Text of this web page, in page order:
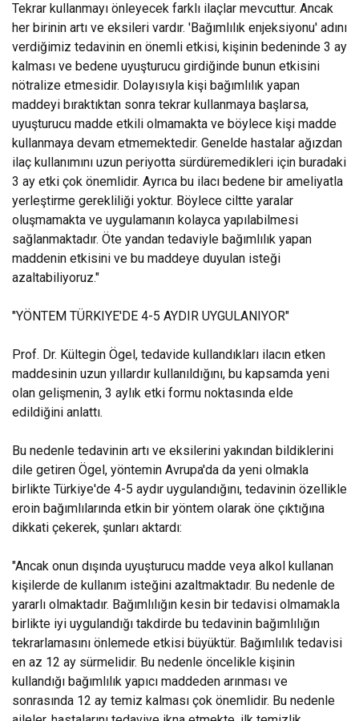
Tekrar kullanmayı önleyecek farklı ilaçlar mevcuttur. Ancak
her birinin artı ve eksileri vardır. 'Bağımlılık enjeksiyonu' adını
verdiğimiz tedavinin en önemli etkisi, kişinin bedeninde 3 ay
kalması ve bedene uyuşturucu girdiğinde bunun etkisini
nötralize etmesidir. Dolayısıyla kişi bağımlılık yapan
maddeyi bıraktıktan sonra tekrar kullanmaya başlarsa,
uyuşturucu madde etkili olmamakta ve böylece kişi madde
kullanmaya devam etmemektedir. Genelde hastalar ağızdan
ilaç kullanımını uzun periyotta sürdüremedikleri için buradaki
3 ay etki çok önemlidir. Ayrıca bu ilacı bedene bir ameliyatla
yerleştirme gerekliliği yoktur. Böylece ciltte yaralar
oluşmamakta ve uygulamanın kolayca yapılabilmesi
sağlanmaktadır. Öte yandan tedaviyle bağımlılık yapan
maddenin etkisini ve bu maddeye duyulan isteği
azaltabiliyoruz."
"YÖNTEM TÜRKIYE'DE 4-5 AYDIR UYGULANIYOR"
Prof. Dr. Kültegin Ögel, tedavide kullandıkları ilacın etken
maddesinin uzun yıllardır kullanıldığını, bu kapsamda yeni
olan gelişmenin, 3 aylık etki formu noktasında elde
edildiğini anlattı.
Bu nedenle tedavinin artı ve eksilerini yakından bildiklerini
dile getiren Ögel, yöntemin Avrupa'da da yeni olmakla
birlikte Türkiye'de 4-5 aydır uygulandığını, tedavinin özellikle
eroin bağımlılarında etkin bir yöntem olarak öne çıktığına
dikkati çekerek, şunları aktardı:
"Ancak onun dışında uyuşturucu madde veya alkol kullanan
kişilerde de kullanım isteğini azaltmaktadır. Bu nedenle de
yararlı olmaktadır. Bağımlılığın kesin bir tedavisi olmamakla
birlikte iyi uygulandığı takdirde bu tedavinin bağımlılığın
tekrarlamasını önlemede etkisi büyüktür. Bağımlılık tedavisi
en az 12 ay sürmelidir. Bu nedenle öncelikle kişinin
kullandığı bağımlılık yapıcı maddeden arınması ve
sonrasında 12 ay temiz kalması çok önemlidir. Bu nedenle